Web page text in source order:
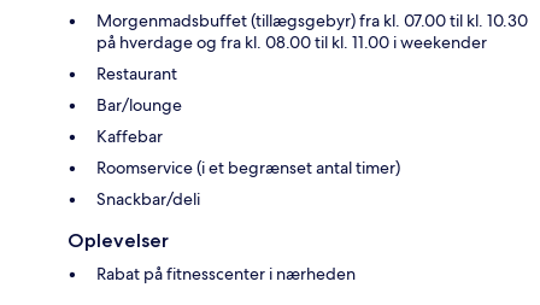
Morgenmadsbuffet (tillægsgebyr) fra kl. 07.00 til kl. 10.30
på hverdage og fra kl. 08.00 til kl. 11.00 i weekender
Restaurant
Bar/lounge
Kaffebar
Roomservice (i et begrænset antal timer)
Snackbar/deli
Oplevelser
Rabat på fitnesscenter i nærheden